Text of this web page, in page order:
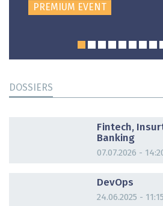
PREMIUM EVENT
DOSSIERS
Fintech,
Banking
07.07.2026 -
DevOps
24.06.2025 -